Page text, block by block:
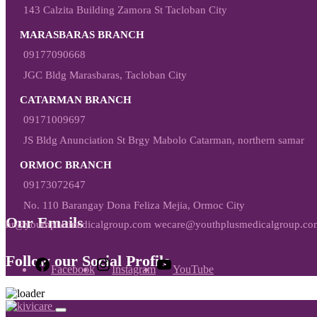
143 Calzita Building Zamora St Tacloban City
MARASBARAS BRANCH
09177090668
JGC Bldg Marasbaras, Tacloban City
CATARMAN BRANCH
09171009697
JS Bldg Anunciation St Brgy Mabolo Catarman, northern samar
ORMOC BRANCH
09173072647
No. 110 Barangay Dona Feliza Mejia, Ormoc City
Our Emails
hr@youthplusmedicalgroup.com
Follow our Social Profile
Facebook Instagram YouTube